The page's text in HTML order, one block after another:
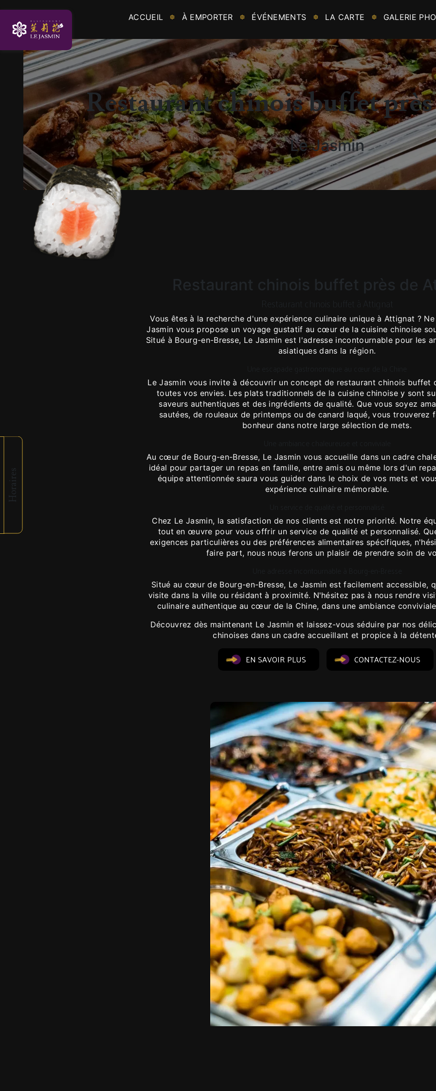
Horaires
ACCUEIL À EMPORTER ÉVÉNEMENTS LA CARTE GALERIE
Restaurant chinois buffet
Le Jasmin
Restaurant chinois buffet près de
Restaurant chinois buffet à Attignat
Vous êtes à la recherche d'une expérience culinaire unique à Attignat ?
Jasmin vous propose un voyage gustatif au cœur de la cuisine chinoise
Situé à Bourg-en-Bresse, Le Jasmin est l'adresse incontournable pour les
asiatiques dans la région.
Le Jasmin vous invite à découvrir un concept de restaurant chinois buffet
toutes vos envies. Les plats traditionnels de la cuisine chinoise y sont
saveurs authentiques et des ingrédients de qualité. Que vous soyez
sautées, de rouleaux de printemps ou de canard laqué, vous trouverez
bonheur dans notre large sélection de mets.
Au cœur de Bourg-en-Bresse, Le Jasmin vous accueille dans un cadre
idéal pour partager un repas en famille, entre amis ou même lors d'un
équipe attentionnée saura vous guider dans le choix de vos mets et
expérience culinaire mémorable.
Chez Le Jasmin, la satisfaction de nos clients est notre priorité. Notre
tout en œuvre pour vous offrir un service de qualité et personnalisé.
exigences particulières ou des préférences alimentaires spécifiques,
faire part, nous nous ferons un plaisir de prendre soin de
Situé au cœur de Bourg-en-Bresse, Le Jasmin est facilement accessible,
visite dans la ville ou résidant à proximité. N'hésitez pas à nous rendre
culinaire authentique au cœur de la Chine, dans une ambiance
Découvrez dès maintenant Le Jasmin et laissez-vous séduire par nos
chinoises dans un cadre accueillant et propice à la
EN SAVOIR PLUS CONTACTEZ-NOUS